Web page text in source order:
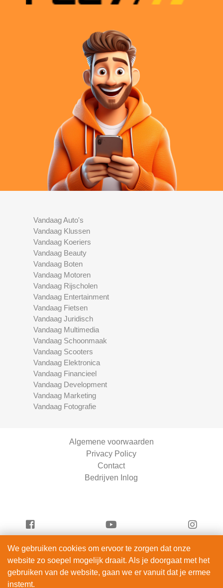
Vandaag Auto's
Vandaag Klussen
Vandaag Koeriers
Vandaag Beauty
Vandaag Boten
Vandaag Motoren
Vandaag Rijscholen
Vandaag Entertainment
Vandaag Fietsen
Vandaag Juridisch
Vandaag Multimedia
Vandaag Schoonmaak
Vandaag Scooters
Vandaag Elektronica
Vandaag Financieel
Vandaag Development
Vandaag Marketing
Vandaag Fotografie
Algemene voorwaarden
Privacy Policy
Contact
Bedrijven Inlog
Vandaag Scooters is onderdeel van
ServiceRight B.V. | KVK 90914872
We gebruiken cookies om ervoor te zorgen dat onze
website zo soepel mogelijk draait. Als je doorgaat met het
gebruiken van de website, gaan we er vanuit dat je ermee
instemt.